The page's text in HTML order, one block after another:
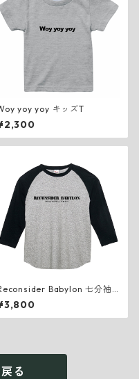
yoy yoy キッズT
Babylon 七分袖
グラン
る